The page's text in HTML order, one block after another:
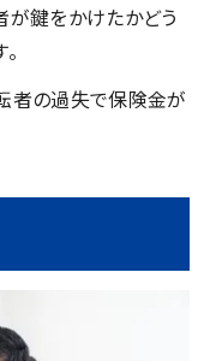
が鍵をかけたかどう
者の過失で保険金が